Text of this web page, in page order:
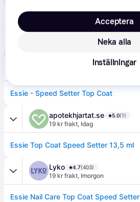
Med24
Essie Top Coat Speed Setter - 13,5 ml
4.5(139)
Essie - Speed Setter Top Coat
apotekhjartat.se 5.0(1)
19 kr frakt, Idag
Essie Top Coat Speed Setter 13,5 ml
Lyko 4.7(403)
19 kr frakt, Imorgon
Essie Nail Care Top Coat Speed Setter
Neka alla
Acceptera
Inställningar